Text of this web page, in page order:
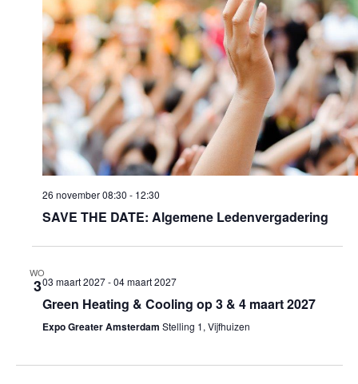
26 november 08:30 - 12:30
SAVE THE DATE: Algemene Ledenvergadering
WO
303 maart 2027-04 maart 2027
Green Heating & Cooling op 3 & 4 maart 2027
Expo Greater Amsterdam Stelling 1, Vijfhuizen